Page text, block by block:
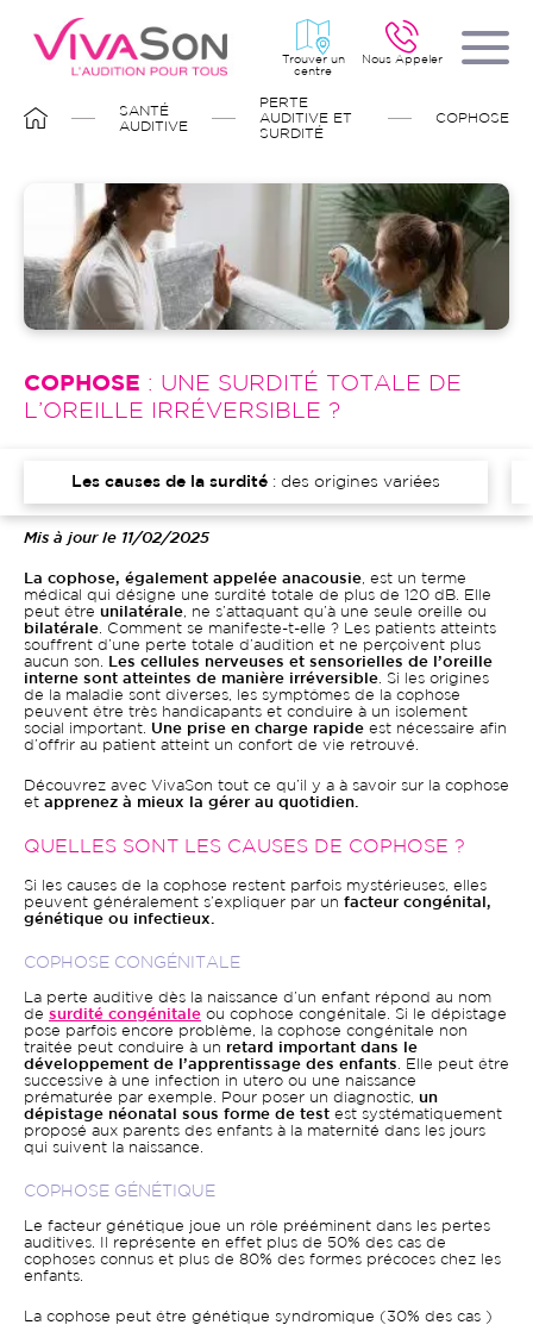
contenu
principal
Nous Appeler
Trouver un
centre
D'ARIANE
SANTÉ
AUDITIVE
PERTE
AUDITIVE ET
SURDITÉ
COPHOSE
COPHOSE : UNE SURDITÉ TOTALE DE
L’OREILLE IRRÉVERSIBLE ?
Les causes de la surdité : des origines variées
Mis à jour le 11/02/2025
La cophose, également appelée anacousie , est un terme
médical qui désigne une surdité totale de plus de 120 dB. Elle
peut être unilatérale , ne s’attaquant qu’à une seule oreille ou
bilatérale . Comment se manifeste-t-elle ? Les patients atteints
souffrent d’une perte totale d’audition et ne perçoivent plus
aucun son.
Les cellules nerveuses et sensorielles de l’oreille
interne sont atteintes de manière irréversible . Si les origines
de la maladie sont diverses, les symptômes de la cophose
peuvent être très handicapants et conduire à un isolement
social important. Une prise en charge rapide est nécessaire afin
d’offrir au patient atteint un confort de vie retrouvé.
Découvrez avec VivaSon tout ce qu’il y a à savoir sur la cophose
et apprenez à mieux la gérer au quotidien.
QUELLES SONT LES CAUSES DE COPHOSE ?
Si les causes de la cophose restent parfois mystérieuses, elles
peuvent généralement s’expliquer par un facteur congénital,
génétique ou infectieux.
COPHOSE CONGÉNITALE
La perte auditive dès la naissance d’un enfant répond au nom
de surdité congénitale ou cophose congénitale. Si le dépistage
pose parfois encore problème, la cophose congénitale non
traitée peut conduire à un retard important dans le
développement de l’apprentissage des enfants . Elle peut être
successive à une infection in utero ou une naissance
prématurée par exemple. Pour poser un diagnostic, un
dépistage néonatal sous forme de test est systématiquement
proposé aux parents des enfants à la maternité dans les jours
qui suivent la naissance.
COPHOSE GÉNÉTIQUE
Le facteur génétique joue un rôle prééminent dans les pertes
auditives. Il représente en effet plus de 50% des cas de
cophoses connus et plus de 80% des formes précoces chez les
enfants.
La cophose peut être génétique syndromique (30% des cas )